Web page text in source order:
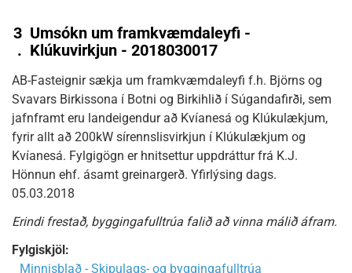
3
.
Umsókn um framkvæmdaleyfi -
Klúkuvirkjun - 2018030017
AB-Fasteignir sækja um framkvæmdaleyfi f.h. Björns og
Svavars Birkissona í Botni og Birkihlið í Súgandafirði, sem
jafnframt eru landeigendur að Kvíanesá og Klúkulækjum,
fyrir allt að 200kW sírennslisvirkjun í Klúkulækjum og
Kvíanesá. Fylgigögn er hnitsettur uppdráttur frá K.J.
Hönnun ehf. ásamt greinargerð. Yfirlýsing dags.
05.03.2018
Erindi frestað, byggingafulltrúa falið að vinna málið áfram.
Fylgiskjöl:
Minnisblað - Skipulags- og byggingafulltrúa